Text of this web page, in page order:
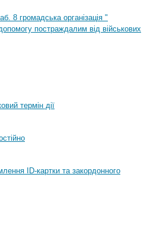
8 громадська організація "
постраждалим від військових
термін дії
ID-картки та закордонного